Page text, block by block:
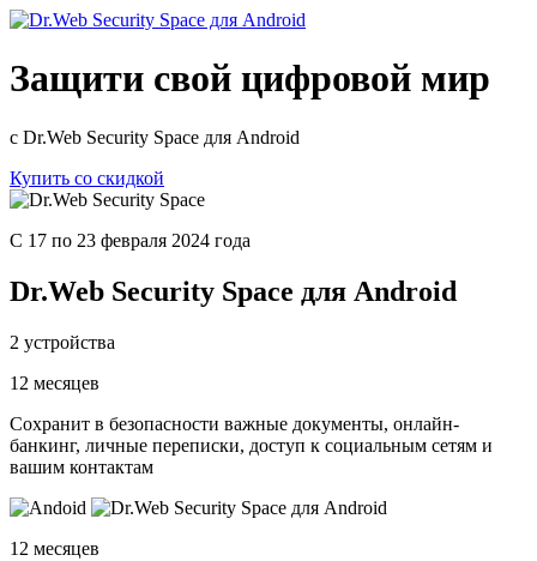
Защити свой цифровой мир
с Dr.Web Security Space для Android
Купить со скидкой
С 17 по 23 февраля 2024 года
Dr.Web Security Space для Android
2 устройства
12 месяцев
Сохранит в безопасности важные документы, онлайн-
банкинг, личные переписки, доступ к социальным сетям и
вашим контактам
12 месяцев